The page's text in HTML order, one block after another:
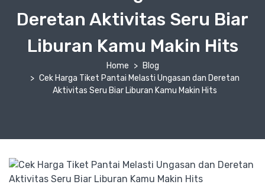
Deretan Aktivitas Seru Biar
Liburan Kamu Makin Hits
Home
Blog
Cek Harga Tiket Pantai Melasti Ungasan dan Deretan
Aktivitas Seru Biar Liburan Kamu Makin Hits